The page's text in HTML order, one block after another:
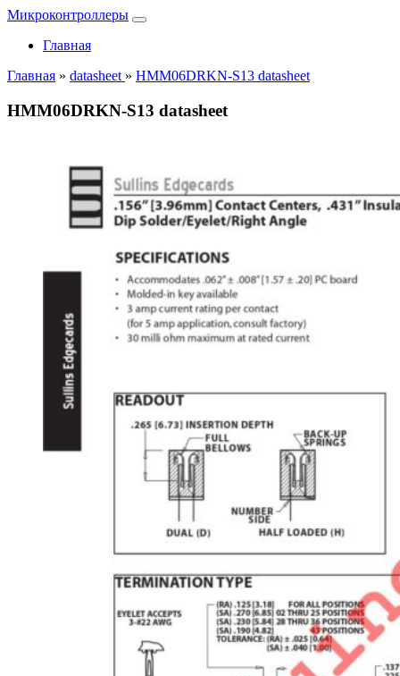
Микроконтроллеры
Главная
Главная » datasheet » HMM06DRKN-S13 datasheet
HMM06DRKN-S13 datasheet